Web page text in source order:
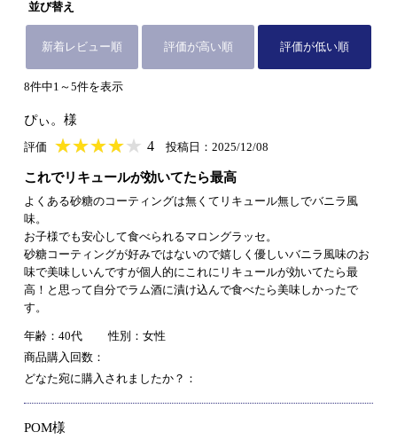
並び替え
新着レビュー順 評価が高い順 評価が低い順
8件中1～5件を表示
ぴぃ。様
評価 ★★★★★
★★★★★ 4 投稿日：2025/12/08
これでリキュールが効いてたら最高
よくある砂糖のコーティングは無くてリキュール無しでバニラ風
味。
お子様でも安心して食べられるマロングラッセ。
砂糖コーティングが好みではないので嬉しく優しいバニラ風味のお
味で美味しいんですが個人的にこれにリキュールが効いてたら最
高！と思って自分でラム酒に漬け込んで食べたら美味しかったで
す。
年齢：40代
性別：女性
商品購入回数：
どなた宛に購入されましたか？：
POM様